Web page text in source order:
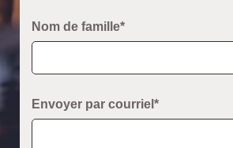
Nom de famille*
Envoyer par courriel*